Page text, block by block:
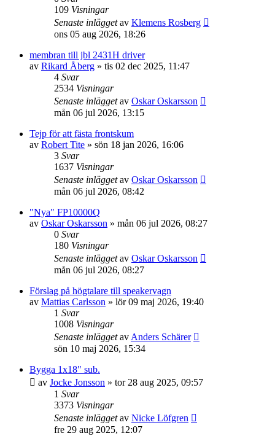
109 Visningar
Senaste inläggetav Klemens Rosberg
ons 05 aug 2026, 18:26
membran till jbl 2431H driver
av Rikard Åberg » tis 02 dec 2025, 11:47
4 Svar
2534 Visningar
Senaste inläggetav Oskar Oskarsson
mån 06 jul 2026, 13:15
Tejp för att fästa frontskum
av Robert Tite » sön 18 jan 2026, 16:06
3 Svar
1637 Visningar
Senaste inläggetav Oskar Oskarsson
mån 06 jul 2026, 08:42
"Nya" FP10000Q
av Oskar Oskarsson » mån 06 jul 2026, 08:27
0 Svar
180 Visningar
Senaste inläggetav Oskar Oskarsson
mån 06 jul 2026, 08:27
Förslag på högtalare till speakervagn
av Mattias Carlsson » lör 09 maj 2026, 19:40
1 Svar
1008 Visningar
Senaste inläggetav Anders Schärer
sön 10 maj 2026, 15:34
Bygga 1x18" sub.
av Jocke Jonsson » tor 28 aug 2025, 09:57
1 Svar
3373 Visningar
Senaste inläggetav Nicke Löfgren
fre 29 aug 2025, 12:07